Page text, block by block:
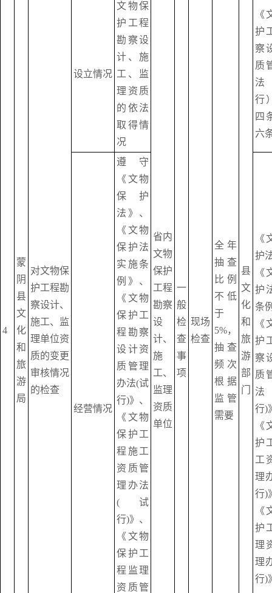
4
蒙
阴
县
文
化
和
旅
游
局
对文物保
护工程勘
察设计、
施工、监
理单位资
质的变更
审核情况
的检查
设立情况
文物保
护工程
勘察设
计、施
工、监
理资质
的依法
取得情
况
省内
文物
保护
工程
勘察
设
计、
施
工、
监理
资质
单位
一
般
检
查
事
项
现场
检查
全年
抽查
比例
不低
于
5%，
抽查
频次
根据
监管
需要
县
文
化
和
旅
游
部
门
《
护
察
质
法
行
四
六
经营情况
遵守
《文物
保护
法》、
《文物
保护法
实施条
例》、
《文物
保护工
程勘察
设计资
质管理
办法(试
行)》、
《文物
保护工
程施工
资质管
理办法
(试
行)》、
《文物
保护工
程监理
资质管
《
护
《
护
条
《
护
察
质
行)
《
护
工
理
行)
《
护
理
理
行)